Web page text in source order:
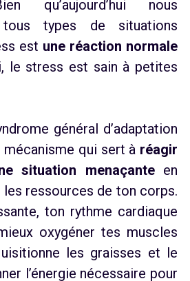
qu’aujourd’hui nous
tous types de situations
est une réaction normale
le stress est sain à petites
général d’adaptation
mécanisme qui sert à réagir
situation menaçante en
ressources de ton corps.
ton rythme cardiaque
oxygéner tes muscles
les graisses et le
l’énergie nécessaire pour